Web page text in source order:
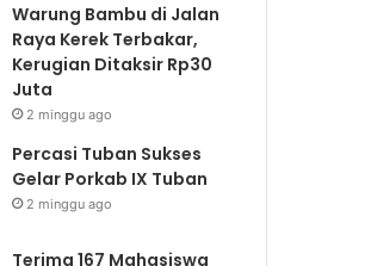
Warung Bambu di Jalan
Raya Kerek Terbakar,
Kerugian Ditaksir Rp30
Juta
2 minggu ago
Percasi Tuban Sukses
Gelar Porkab IX Tuban
2 minggu ago
Terima 167 Mahasiswa